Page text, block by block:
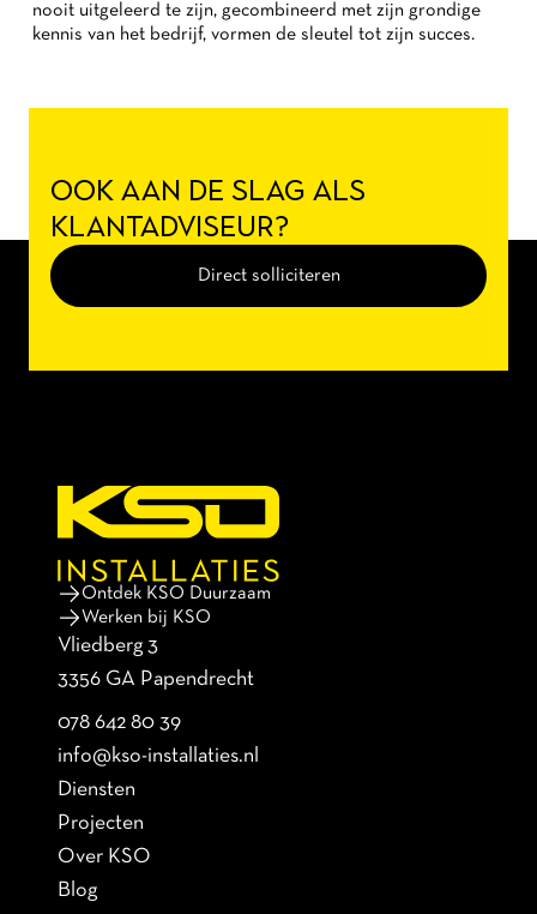
nooit uitgeleerd te zijn, gecombineerd met zijn grondige
kennis van het bedrijf, vormen de sleutel tot zijn succes.
OOK AAN DE SLAG ALS
KLANTADVISEUR?
Direct solliciteren
Ontdek KSO Duurzaam
Werken bij KSO
Vliedberg 3
3356 GA Papendrecht
078 642 80 39
info@kso-installaties.nl
Diensten
Projecten
Over KSO
Blog